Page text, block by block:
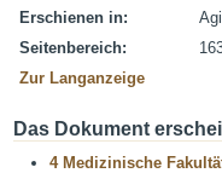
Erschienen in:
Seitenbereich:
Zur Langanzeige
Das Dokument
4 Medizinische